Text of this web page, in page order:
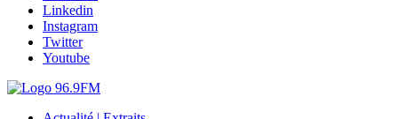
Linkedin
Instagram
Twitter
Youtube